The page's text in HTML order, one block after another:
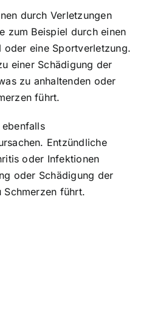
durch Verletzungen
zum Beispiel durch einen
oder eine Sportverletzung.
einer Schädigung der
zu anhaltenden oder
führt.
ebenfalls
Entzündliche
oder Infektionen
oder Schädigung der
Schmerzen führt.